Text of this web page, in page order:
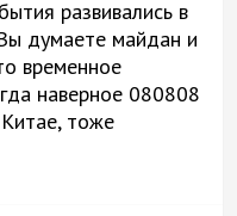
развивались в
думаете майдан и
временное
наверное 080808
тоже